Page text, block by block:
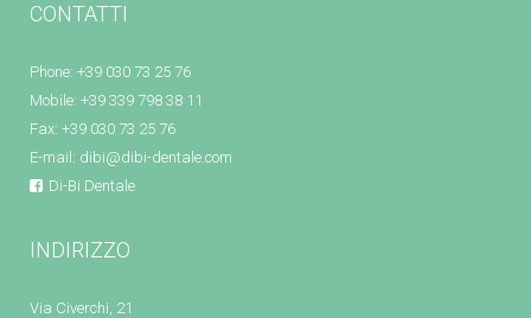
CONTATTI
Phone: +39 030 73 25 76
Mobile: +39 339 798 38 11
Fax: +39 030 73 25 76
E-mail: dibi@dibi-dentale.com
Di-Bi Dentale
INDIRIZZO
Via Civerchi, 21